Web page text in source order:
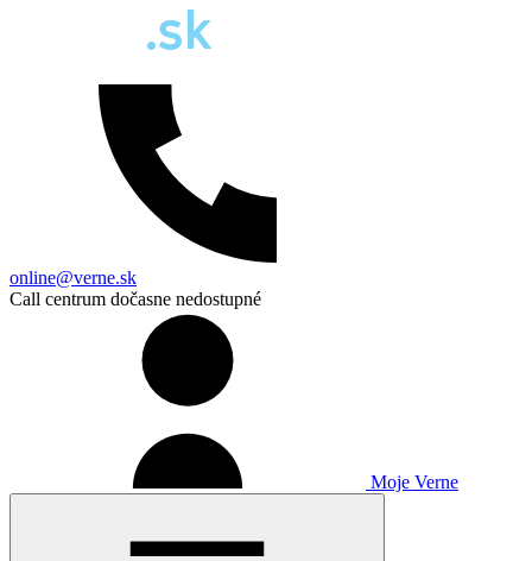
online@verne.sk
Call centrum dočasne nedostupné
Moje Verne